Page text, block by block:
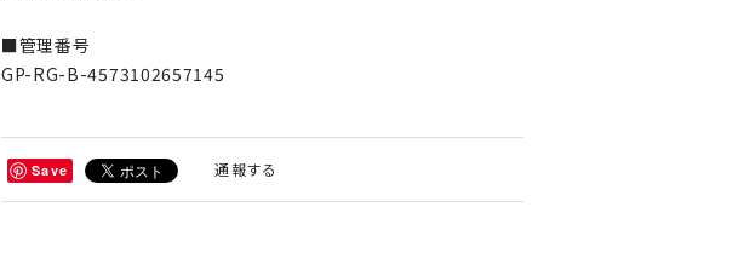
■管理番号
GP-RG-B-4573102657145
Save 通報する